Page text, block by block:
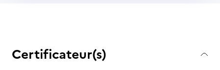
Certificateur(s)